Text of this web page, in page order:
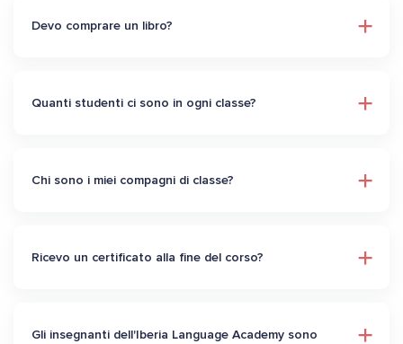
Devo comprare un libro?
Quanti studenti ci sono in ogni classe?
Chi sono i miei compagni di classe?
Ricevo un certificato alla fine del corso?
Gli insegnanti dell'Iberia Language Academy sono